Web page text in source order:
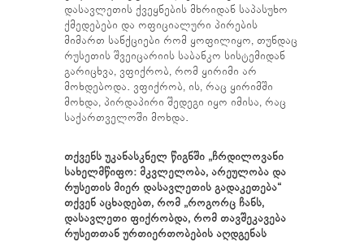
დასავლეთის ქვეყნების მხრიდან საპასუხო
ქმედებები და ოფიციალური პირების
მიმართ სანქციები რომ ყოფილიყო, თუნდაც
რუსეთის შვეიცარიის საბანკო სისტემიდან
გარიცხვა, ვფიქრობ, რომ ყირიმი არ
მოხდებოდა. ვფიქრობ, ის, რაც ყირიმში
მოხდა, პირდაპირი შედეგი იყო იმისა, რაც
საქართველოში მოხდა.
თქვენს უკანასკნელ წიგნში „ჩრდილოვანი
სახელმწიფო: მკვლელობა, არეულობა და
რუსეთის მიერ დასავლეთის გადაკეთება“
თქვენ აცხადებთ, რომ „როგორც ჩანს,
დასავლეთი ფიქრობდა, რომ თავშეკავება
რუსეთთან ურთიერთობების აღდგენას